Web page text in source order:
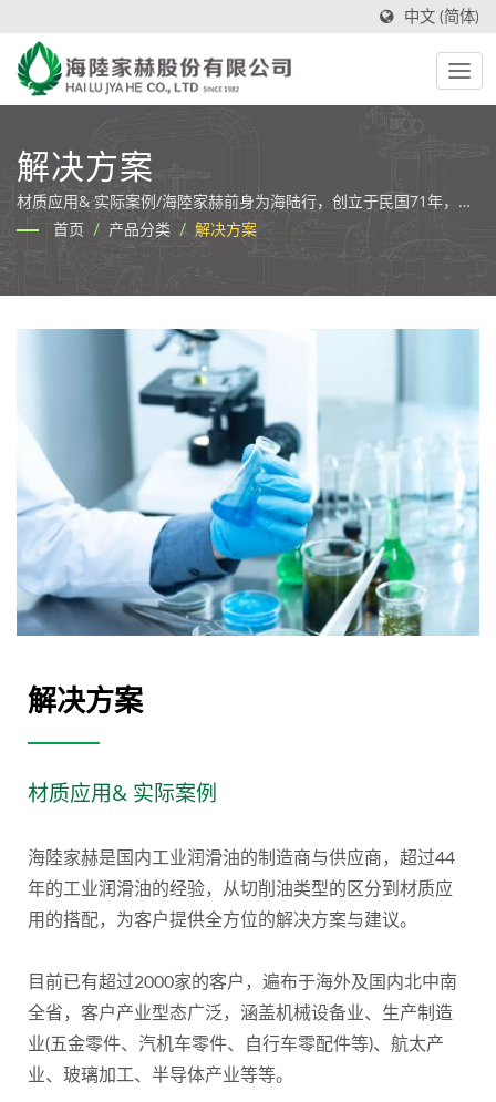
中文 (简体)
解决方案
材质应用& 实际案例/海陸家赫前身为海陆行，创立于民国71年，专
精于各类工业润滑油品类的制造商及供应商。在使命的催化下，海
陸家赫期许能赋予这片土地更好的水资源环境，并在2030 年挑战最
具创新的绿色油品企业，随之的战略是让切削油的管理更简单，提
首页 / 产品分类 / 解决方案
解决方案
材质应用& 实际案例
海陸家赫是国内工业润滑油的制造商与供应商，超过44
年的工业润滑油的经验，从切削油类型的区分到材质应
用的搭配，为客户提供全方位的解决方案与建议。
目前已有超过2000家的客户，遍布于海外及国内北中南
全省，客户产业型态广泛，涵盖机械设备业、生产制造
业(五金零件、汽机车零件、自行车零配件等)、航太产
业、玻璃加工、半导体产业等等。